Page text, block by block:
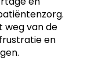
weg van de
en